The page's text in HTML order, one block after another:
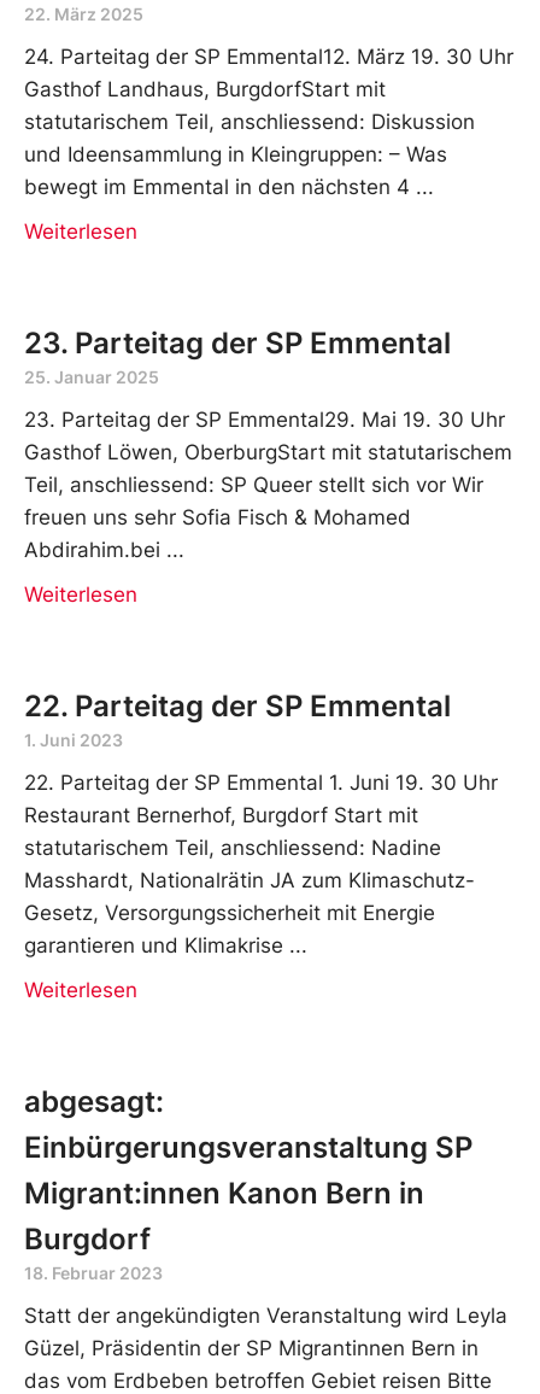
22. März 2025
24. Parteitag der SP Emmental12. März 19. 30 Uhr
Gasthof Landhaus, BurgdorfStart mit
statutarischem Teil, anschliessend: Diskussion
und Ideensammlung in Kleingruppen: – Was
bewegt im Emmental in den nächsten 4
Weiterlesen
23. Parteitag der SP Emmental
25. Januar 2025
23. Parteitag der SP Emmental29. Mai 19. 30 Uhr
Gasthof Löwen, OberburgStart mit statutarischem
Teil, anschliessend: SP Queer stellt sich vor Wir
freuen uns sehr Sofia Fisch & Mohamed
Abdirahim.bei
Weiterlesen
22. Parteitag der SP Emmental
1. Juni 2023
22. Parteitag der SP Emmental 1. Juni 19. 30 Uhr
Restaurant Bernerhof, Burgdorf Start mit
statutarischem Teil, anschliessend: Nadine
Masshardt, Nationalrätin JA zum Klimaschutz-
Gesetz, Versorgungssicherheit mit Energie
garantieren und Klimakrise
Weiterlesen
abgesagt:
Einbürgerungsveranstaltung SP
Migrant:innen Kanon Bern in
Burgdorf
18. Februar 2023
Statt der angekündigten Veranstaltung wird Leyla
Güzel, Präsidentin der SP Migrantinnen Bern in
das vom Erdbeben betroffen Gebiet reisen Bitte